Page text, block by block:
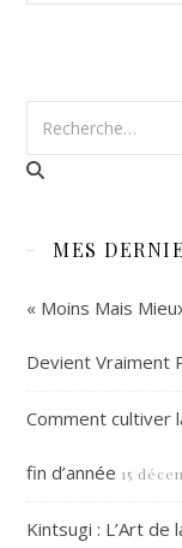
MES
« Moins Mais
Devient Vraiment
Comment cultiver
fin d’année 15
Kintsugi : L’Art de